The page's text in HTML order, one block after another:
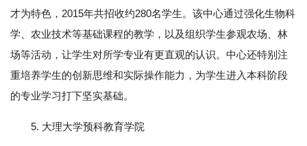
才为特色，2015年共招收约280名学生。该中心通过强化生物科
学、农业技术等基础课程的教学，以及组织学生参观农场、林
场等活动，让学生对所学专业有更直观的认识。中心还特别注
重培养学生的创新思维和实际操作能力，为学生进入本科阶段
的专业学习打下坚实基础。
5. 大理大学预科教育学院